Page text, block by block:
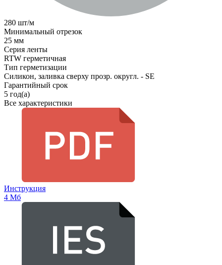
280 шт/м
Минимальный отрезок
25 мм
Серия ленты
RTW герметичная
Тип герметизации
Силикон, заливка сверху прозр. округл. - SE
Гарантийный срок
5 год(а)
Все характеристики
Инструкция
4 Мб